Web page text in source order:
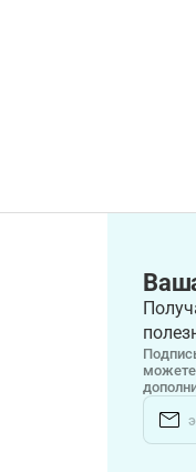
можете